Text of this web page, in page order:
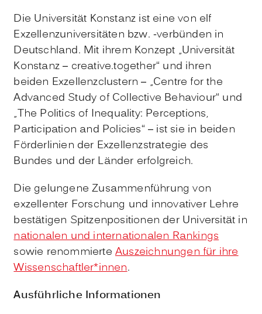
Die Universität Konstanz ist eine von elf
Exzellenzuniversitäten bzw. -verbünden in
Deutschland. Mit ihrem Konzept „Universität
Konstanz – creative.together“ und ihren
beiden Exzellenzclustern – „Centre for the
Advanced Study of Collective Behaviour“ und
„The Politics of Inequality: Perceptions,
Participation and Policies“ – ist sie in beiden
Förderlinien der Exzellenzstrategie des
Bundes und der Länder erfolgreich.
Die gelungene Zusammenführung von
exzellenter Forschung und innovativer Lehre
bestätigen Spitzenpositionen der Universität in
nationalen und internationalen Rankings
sowie renommierte Auszeichnungen für ihre
Wissenschaftler*innen.
Ausführliche Informationen